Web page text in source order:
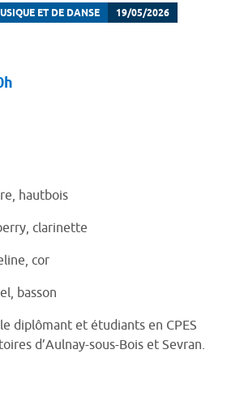
ET DE DANSE 19/05/2026
hautbois
clarinette
cor
basson
diplômant et étudiants en CPES
d’Aulnay-sous-Bois et Sevran.